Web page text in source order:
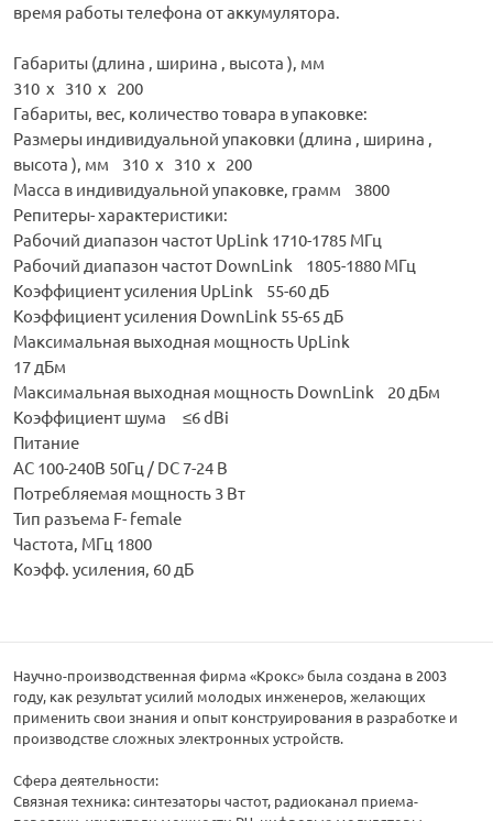
время работы телефона от аккумулятора.
Габариты (длина , ширина , высота ), мм
310 x 310 x 200
Габариты, вес, количество товара в упаковке:
Размеры индивидуальной упаковки (длина , ширина ,
высота ), мм 310 x 310 x 200
Масса в индивидуальной упаковке, грамм 3800
Репитеры- характеристики:
Рабочий диапазон частот UpLink 1710-1785 МГц
Рабочий диапазон частот DownLink 1805-1880 МГц
Коэффициент усиления UpLink 55-60 дБ
Коэффициент усиления DownLink 55-65 дБ
Максимальная выходная мощность UpLink
17 дБм
Максимальная выходная мощность DownLink 20 дБм
Коэффициент шума ≤6 dBi
Питание
AC 100-240В 50Гц / DC 7-24 В
Потребляемая мощность 3 Вт
Тип разъема F- female
Частота, МГц 1800
Коэфф. усиления, 60 дБ
Научно-производственная фирма «Крокс» была создана в 2003
году, как результат усилий молодых инженеров, желающих
применить свои знания и опыт конструирования в разработке и
производстве сложных электронных устройств.
Сфера деятельности:
Связная техника: синтезаторы частот, радиоканал приема-